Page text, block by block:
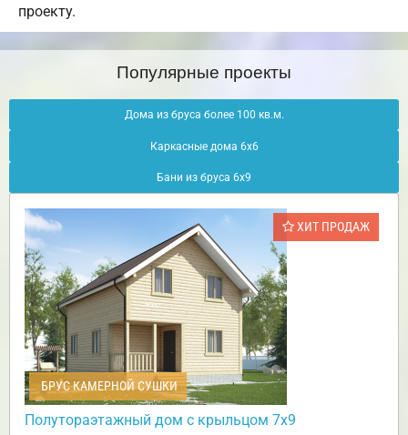
проекту.
Популярные проекты
Дома из бруса более 100 кв.м.
Каркасные дома 6х6
Бани из бруса 6х9
ХИТ ПРОДАЖ
БРУС КАМЕРНОЙ СУШКИ
Полутораэтажный дом с крыльцом 7х9